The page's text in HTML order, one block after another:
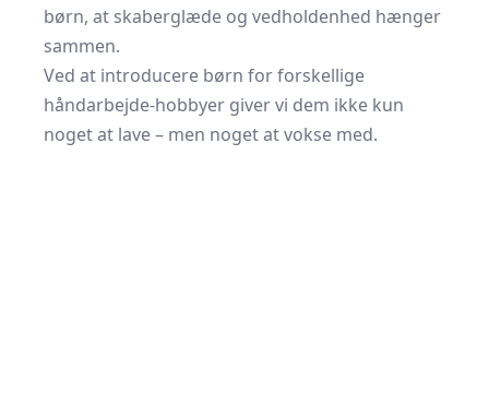
børn, at skaberglæde og vedholdenhed hænger
sammen.
Ved at introducere børn for forskellige
håndarbejde-hobbyer giver vi dem ikke kun
noget at lave – men noget at vokse med.